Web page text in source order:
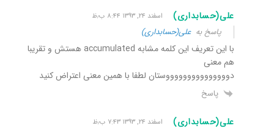
علی(حسابداری) اسفند ۲۴, ۱۳۹۳ ۸:۴۴ ب٫ظ
پاسخ بهعلی(حسابداری)
با این تعریف این کلمه مشابه accumulated هستش و تقریبا
هم معنی
دوووووووووووووووستان لطفا با همین معنی اعتراض کنید
پاسخ
علی(حسابداری) اسفند ۲۴, ۱۳۹۳ ۷:۴۳ ب٫ظ